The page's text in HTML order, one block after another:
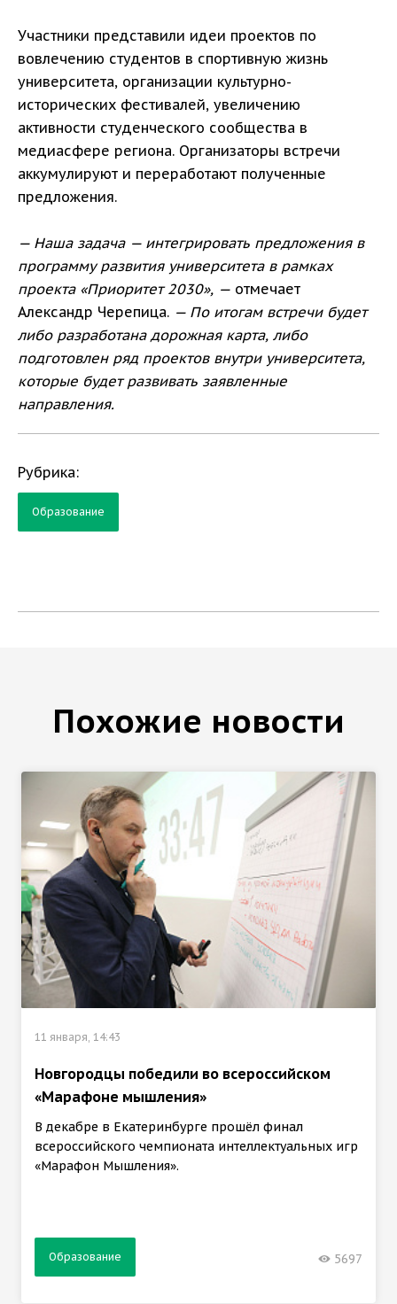
Участники представили идеи проектов по
вовлечению студентов в спортивную жизнь
университета, организации культурно-
исторических фестивалей, увеличению
активности студенческого сообщества в
медиасфере региона. Организаторы встречи
аккумулируют и переработают полученные
предложения.
— Наша задача — интегрировать предложения в
программу развития университета в рамках
проекта «Приоритет 2030», — отмечает
Александр Черепица. — По итогам встречи будет
либо разработана дорожная карта, либо
подготовлен ряд проектов внутри университета,
которые будет развивать заявленные
направления.
Рубрика:
Образование
Похожие новости
11 января, 14:43
Новгородцы победили во всероссийском
«Марафоне мышления»
В декабре в Екатеринбурге прошёл финал
всероссийского чемпионата интеллектуальных игр
«Марафон Мышления».
Образование 5697